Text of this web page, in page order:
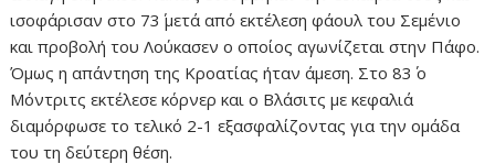
ισοφάρισαν στο 73΄ μετά από εκτέλεση φάουλ του Σεμένιο
και προβολή του Λούκασεν ο οποίος αγωνίζεται στην Πάφο.
Όμως η απάντηση της Κροατίας ήταν άμεση. Στο 83΄ ο
Μόντριτς εκτέλεσε κόρνερ και ο Βλάσιτς με κεφαλιά
διαμόρφωσε το τελικό 2-1 εξασφαλίζοντας για την ομάδα
του τη δεύτερη θέση.